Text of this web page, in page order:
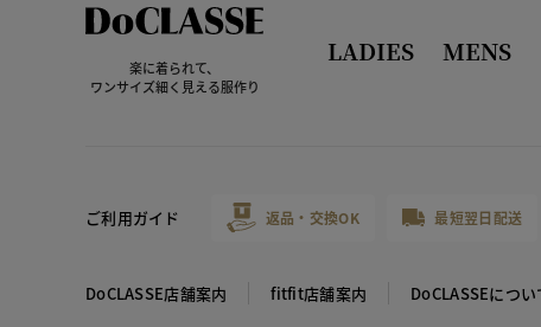
楽に着られて、
ワンサイズ細く見える服作り
LADIES MENS
ご利用ガイド 返品・交換OK 最短翌日配送
DoCLASSE店舗案内 fitfit店舗案内 DoCLASSEについ